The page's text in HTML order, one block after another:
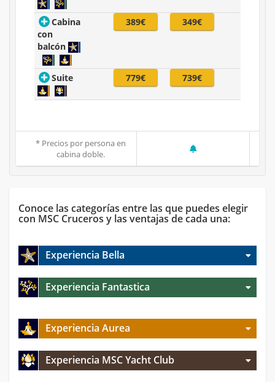
Cabina
con
balcón
389€ 349€
Suite 779€ 739€
* Precios por persona en
cabina doble.
Conoce las categorías entre las que puedes elegir
con MSC Cruceros y las ventajas de cada una:
Experiencia Bella
Experiencia Fantastica
Experiencia Aurea
Experiencia MSC Yacht Club